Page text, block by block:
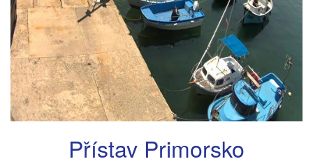
Přístav Primorsko